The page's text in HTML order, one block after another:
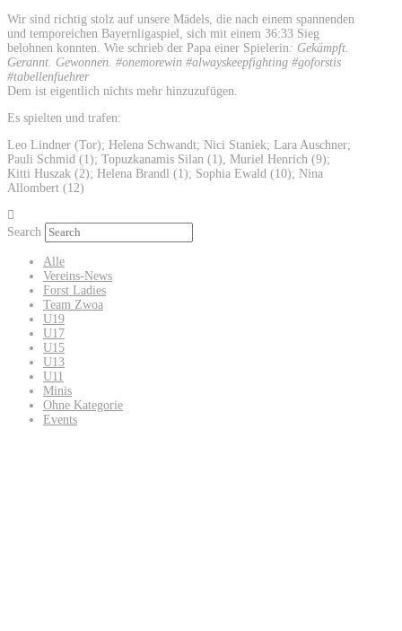
Wir sind richtig stolz auf unsere Mädels, die nach einem spannenden
und temporeichen Bayernligaspiel, sich mit einem 36:33 Sieg
belohnen konnten. Wie schrieb der Papa einer Spielerin : Gekämpft.
Gerannt. Gewonnen. #onemorewin #alwayskeepfighting #goforstis
#tabellenfuehrer
Dem ist eigentlich nichts mehr hinzuzufügen.
Es spielten und trafen:
Leo Lindner (Tor); Helena Schwandt; Nici Staniek; Lara Auschner;
Pauli Schmid (1); Topuzkanamis Silan (1), Muriel Henrich (9);
Kitti Huszak (2); Helena Brandl (1); Sophia Ewald (10); Nina
Allombert (12)
Search
Alle
Vereins-News
Forst Ladies
Team Zwoa
U19
U17
U15
U13
U11
Minis
Ohne Kategorie
Events